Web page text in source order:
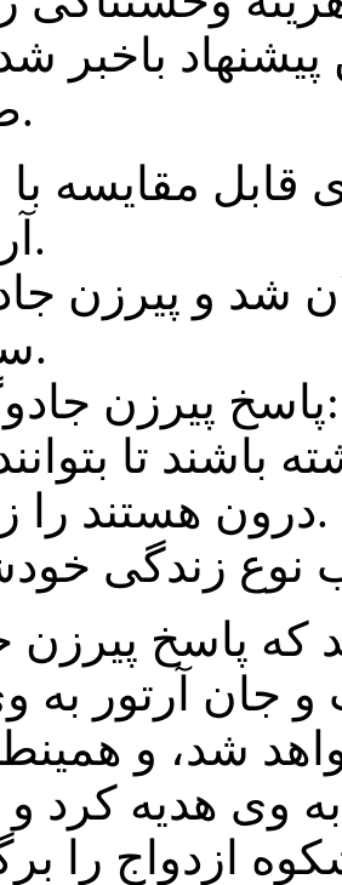
باخبر شد
صحبت کرد.
مقایسه
آرتور نیست.
شد و پیرزن
سوال را داد.
پاسخ پیرزن جادوگر این بود:
درون هستند را زندگی کنند.
پاسخ پیرزن
جان آرتور به
به وی هدیه کرد